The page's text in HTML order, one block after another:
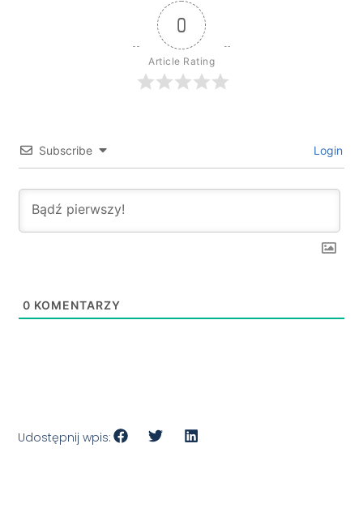
0
Article Rating
Subscribe Login
0 KOMENTARZY
Udostępnij wpis: